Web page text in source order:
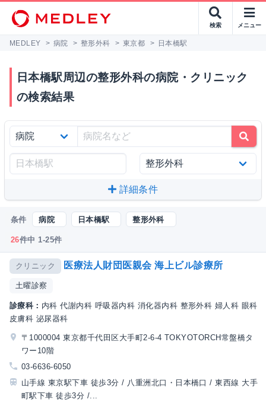
検索 メニュー
MEDLEY > 病院 > 整形外科 > 東京都 > 日本橋駅
日本橋駅周辺の整形外科の病院・クリニック
の検索結果
詳細条件
条件 病院 日本橋駅 整形外科
26件中 1-25件
クリニック 医療法人財団医親会 海上ビル診療所
土曜診察
診療科： 内科 代謝内科 呼吸器内科 消化器内科 整形外科 婦人科 眼科
皮膚科 泌尿器科
〒1000004 東京都千代田区大手町2-6-4 TOKYOTORCH常盤橋タ
ワー10階
03-6636-6050
山手線 東京駅下車 徒歩3分 / 八重洲北口・日本橋口 / 東西線 大手
町駅下車 徒歩3分 /...